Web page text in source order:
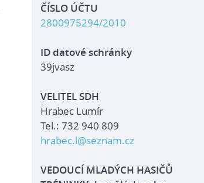
ČÍSLO ÚČTU
2800975294/2010
ID datové schránky
39jvasz
VELITEL SDH
Hrabec Lumír
Tel.: 732 940 809
hrabec.l@seznam.cz
VEDOUCÍ MLADÝCH HASIČŮ